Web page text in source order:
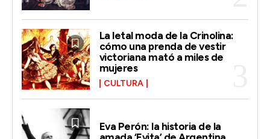
La letal moda de la Crinolina:
cómo una prenda de vestir
victoriana mató a miles de
mujeres
CULTURA
Eva Perón: la historia de la